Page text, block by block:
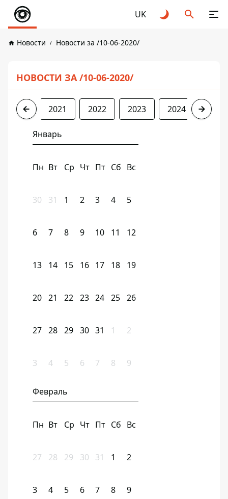
UK
Новости Новости за /10-06-2020/
НОВОСТИ ЗА /10-06-2020/
2020 2021 2022 2023 2024 2025
Январь
Пн Вт Ср Чт Пт Сб Вс
30 31 1 2 3 4 5
6 7 8 9 10 11 12
13 14 15 16 17 18 19
20 21 22 23 24 25 26
27 28 29 30 31 1 2
3 4 5 6 7 8 9
Февраль
Пн Вт Ср Чт Пт Сб Вс
27 28 29 30 31 1 2
3 4 5 6 7 8 9